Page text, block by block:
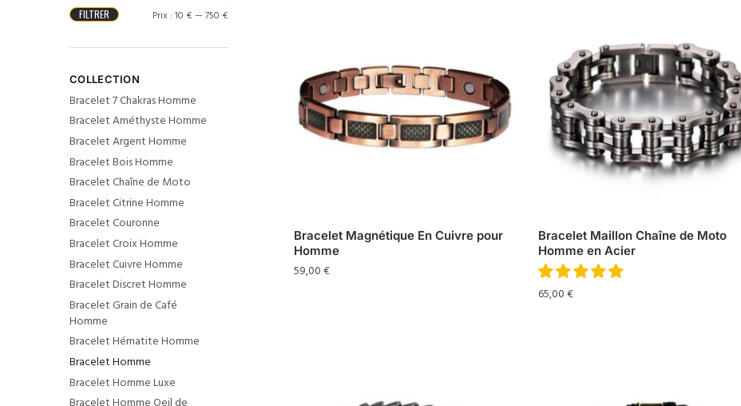
Bracelet Magnétique En Cuivre pour
Homme
59,00€
Bracelet Maillon Chaîne de Moto
Homme en Acier
65,00€
FILTRER Prix :10 €—750 €
COLLECTION
Bracelet 7 Chakras Homme
Bracelet Améthyste Homme
Bracelet Argent Homme
Bracelet Bois Homme
Bracelet Chaîne de Moto
Bracelet Citrine Homme
Bracelet Couronne
Bracelet Croix Homme
Bracelet Cuivre Homme
Bracelet Discret Homme
Bracelet Grain de Café
Homme
Bracelet Hématite Homme
Bracelet Homme
Bracelet Homme Luxe